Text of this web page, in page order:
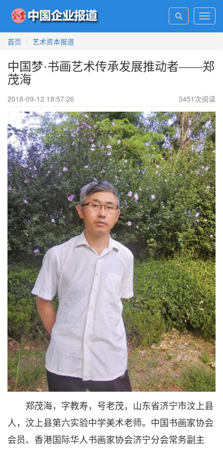
首页
艺术资本报道
中国梦·书画艺术传承发展推动者——郑
茂海
2018-09-12 18:57:26 3451 次阅读
郑茂海，字教寿，号老茂，山东省济宁市汶上县
人，汶上县第六实验中学美术老师。中国书画家协会
会员、香港国际华人书画家协会济宁分会常务副主